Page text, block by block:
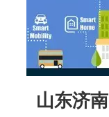
山东济南